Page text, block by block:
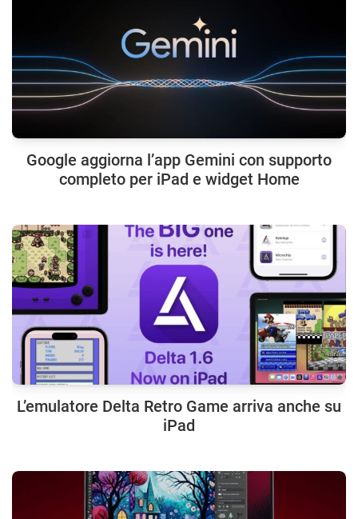
Google aggiorna l’app Gemini con supporto
completo per iPad e widget Home
L’emulatore Delta Retro Game arriva anche su
iPad